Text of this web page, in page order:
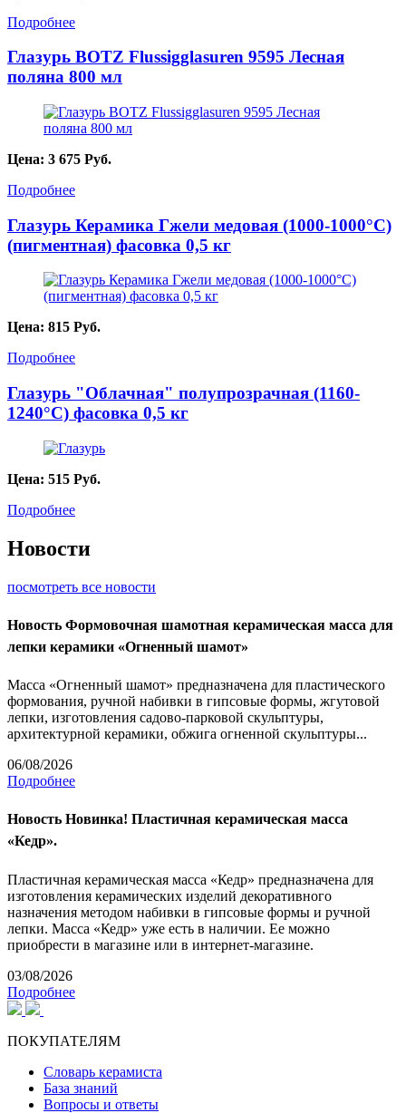
Подробнее
Глазурь BOTZ Flussigglasuren 9595 Лесная
поляна 800 мл
Цена: 3 675 Руб.
Подробнее
Глазурь Керамика Гжели медовая (1000-1000°С)
(пигментная) фасовка 0,5 кг
Цена: 815 Руб.
Подробнее
Глазурь "Облачная" полупрозрачная (1160-
1240°С) фасовка 0,5 кг
Цена: 515 Руб.
Подробнее
Новости
посмотреть все новости
Новость Формовочная шамотная керамическая масса для
лепки керамики «Огненный шамот»
Масса «Огненный шамот» предназначена для пластического
формования, ручной набивки в гипсовые формы, жгутовой
лепки, изготовления садово-парковой скульптуры,
архитектурной керамики, обжига огненной скульптуры...
06/08/2026
Подробнее
Новость Новинка! Пластичная керамическая масса
«Кедр».
Пластичная керамическая масса «Кедр» предназначена для
изготовления керамических изделий декоративного
назначения методом набивки в гипсовые формы и ручной
лепки. Масса «Кедр» уже есть в наличии. Ее можно
приобрести в магазине или в интернет-магазине.
03/08/2026
Подробнее
ПОКУПАТЕЛЯМ
Словарь керамиста
База знаний
Вопросы и ответы